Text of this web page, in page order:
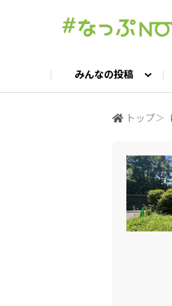
みんなの投稿
キャンプギア語
トップ＞